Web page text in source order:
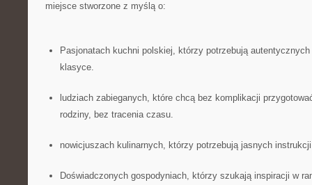
miejsce stworzone z myślą o:
Pasjonatach kuchni polskiej, którzy potrzebują
klasyce.
ludziach zabieganych, które chcą bez komplikacji
rodziny, bez tracenia czasu.
nowicjuszach kulinarnych, którzy potrzebują jasnych
Doświadczonych gospodyniach, którzy szukają inspiracji w